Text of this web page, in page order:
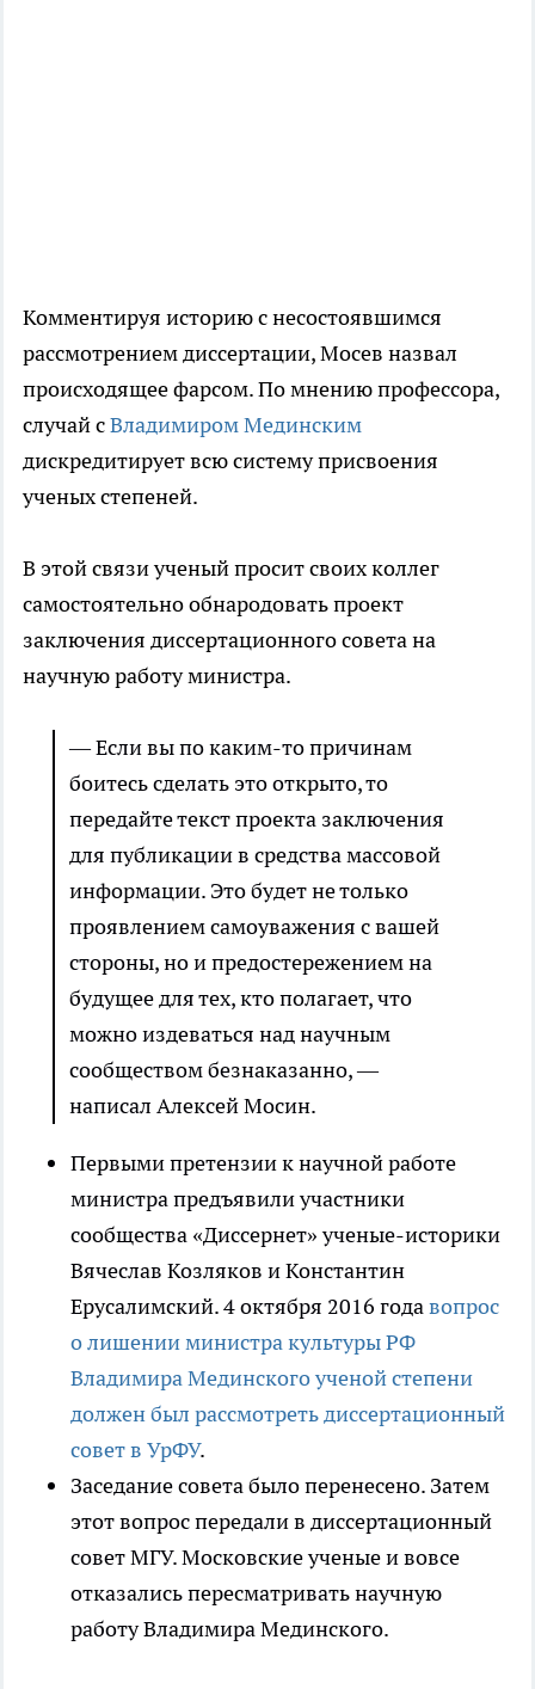
Комментируя историю с несостоявшимся
рассмотрением диссертации, Мосев назвал
происходящее фарсом. По мнению профессора,
случай сВладимиром Мединским
дискредитирует всю систему присвоения
ученых степеней.
В этой связи ученый просит своих коллег
самостоятельно обнародовать проект
заключения диссертационного совета на
научную работу министра.
— Если вы по каким-то причинам
боитесь сделать это открыто, то
передайте текст проекта заключения
для публикации в средства массовой
информации. Это будет не только
проявлением самоуважения с вашей
стороны, но и предостережением на
будущее для тех, кто полагает, что
можно издеваться над научным
сообществом безнаказанно, —
написал Алексей Мосин.
Первыми претензии к научной работе
министра предъявили участники
сообщества «Диссернет» ученые-историки
Вячеслав Козляков и Константин
Ерусалимский. 4 октября 2016 годавопрос
о лишении министра культуры РФ
Владимира Мединского ученой степени
должен был рассмотреть диссертационный
совет в УрФУ.
Заседание совета было перенесено. Затем
этот вопрос передали в диссертационный
совет МГУ. Московские ученые и вовсе
отказались пересматривать научную
работу Владимира Мединского.